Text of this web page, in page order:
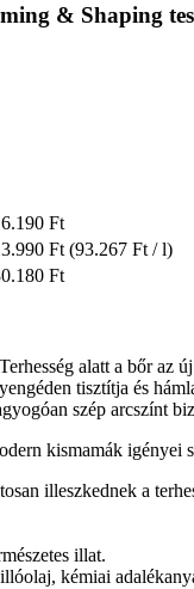
& Shaping
Ft
Ft (93.267 Ft / l)
Ft
alatt a bőr
tisztítja és
szép arcszínt
kismamák igényei
illeszkednek a
illat.
kémiai